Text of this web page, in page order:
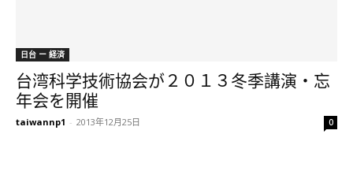
日台 ー 経済
台湾科学技術協会が２０１３冬季講演・忘
年会を開催
taiwannp1 - 2013年12月25日 0